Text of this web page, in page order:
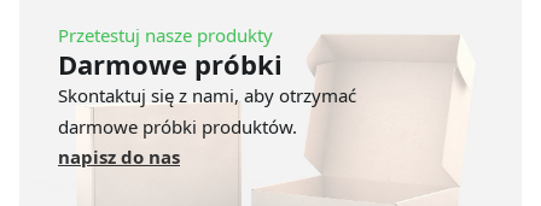
Przetestuj nasze produkty
Darmowe próbki
Skontaktuj się z nami, aby otrzymać
darmowe próbki produktów.
napisz do nas